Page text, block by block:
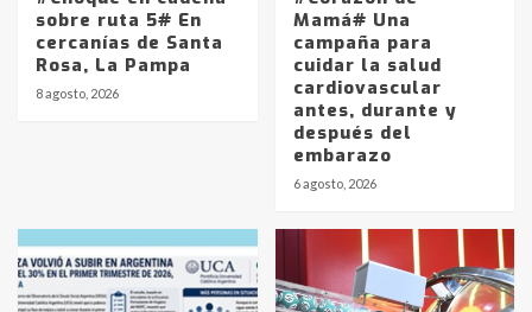
sobre ruta 5# En
cercanías de Santa
Rosa, La Pampa
8 agosto, 2026
Mamá# Una
campaña para
cuidar la salud
cardiovascular
antes, durante y
después del
embarazo
6 agosto, 2026
3
pampeanos que fueron
en la mañana del lunes